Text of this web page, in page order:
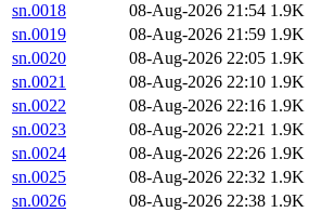
sn.0018
08-Aug-2026 21:54 1.9K
sn.0019
08-Aug-2026 21:59 1.9K
sn.0020
08-Aug-2026 22:05 1.9K
sn.0021
08-Aug-2026 22:10 1.9K
sn.0022
08-Aug-2026 22:16 1.9K
sn.0023
08-Aug-2026 22:21 1.9K
sn.0024
08-Aug-2026 22:26 1.9K
sn.0025
08-Aug-2026 22:32 1.9K
sn.0026
08-Aug-2026 22:38 1.9K